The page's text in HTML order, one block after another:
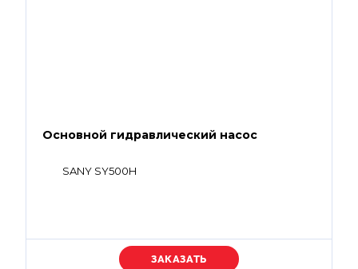
Основной гидравлический насос
SANY SY500H
Уточняйте цену